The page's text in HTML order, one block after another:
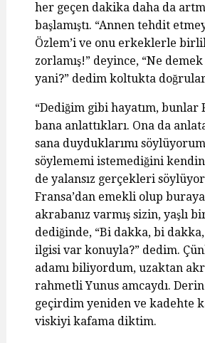
her geçen dakika daha da
başlamıştı. “Annen tehdit
Özlem’i ve onu erkeklerle
zorlamış!” deyince, “Ne demek
yani?” dedim koltukta
“Dediğim gibi hayatım, bunlar
bana anlattıkları. Ona da
sana duyduklarımı
söylememi istemediğini
de yalansız gerçekleri
Fransa’dan emekli olup
akrabanız varmış sizin, yaşlı
dediğinde, “Bi dakka, bi
ilgisi var konuyla?” dedim.
adamı biliyordum, uzaktan
rahmetli Yunus amcaydı.
geçirdim yeniden ve kadehte
viskiyi kafama diktim.